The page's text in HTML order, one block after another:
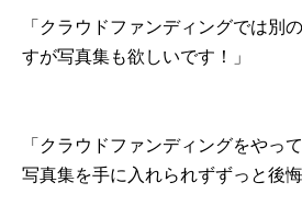
「クラウドファンディングでは別
すが写真集も欲しいです！」
「クラウドファンディングをやっ
写真集を手に入れられずずっと後